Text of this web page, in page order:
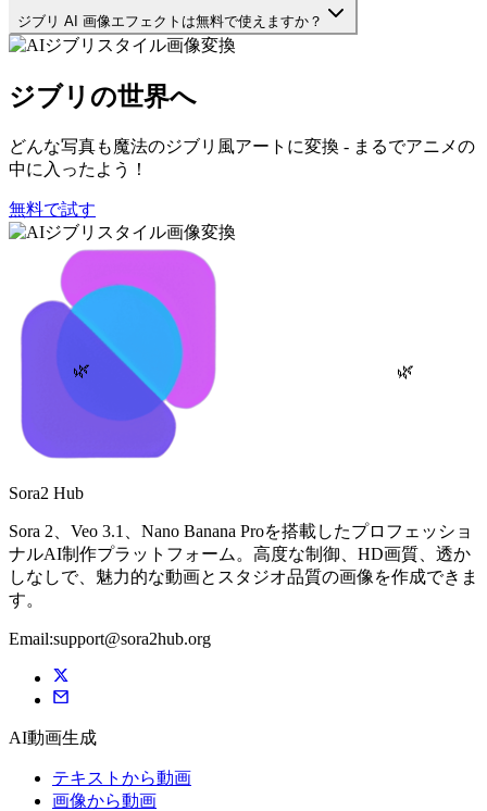
🌿 🌿
ジブリ AI 画像エフェクトは無料で使えますか？
ジブリの世界へ
どんな写真も魔法のジブリ風アートに変換 - まるでアニメの
中に入ったよう！
無料で試す
Sora2 Hub
Sora 2、Veo 3.1、Nano Banana Proを搭載したプロフェッショ
ナルAI制作プラットフォーム。高度な制御、HD画質、透か
しなしで、魅力的な動画とスタジオ品質の画像を作成できま
す。
Email:support@sora2hub.org
AI動画生成
テキストから動画
画像から動画